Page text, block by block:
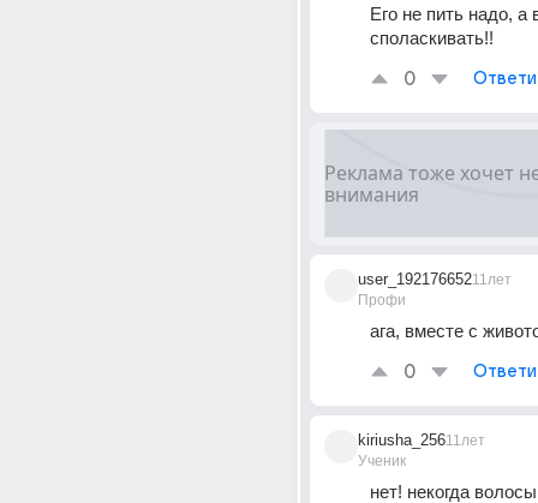
Его не пить надо, а
споласкивать!!
0
user_192176652
Профи
11лет
ага, вместе с
0
kiriusha_256
Ученик
11лет
нет! некогда